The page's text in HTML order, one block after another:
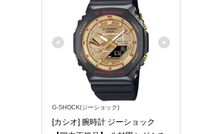
G-SHOCK(ジーショック)
[カシオ] 腕時計 ジーショック